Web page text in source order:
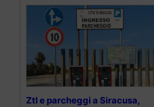
Ztl e parcheggi a Siracusa,